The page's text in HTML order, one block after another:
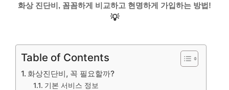
화상 진단비, 꼼꼼하게 비교하고 현명하게 가입하는 방법!
💡
Table of Contents
화상진단비, 꼭 필요할까?
기본 서비스 정보